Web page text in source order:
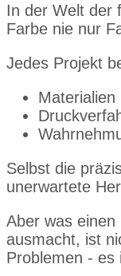
In der Welt der
Farbe nie nur
Jedes Projekt
Materialien
Selbst die
unerwartete
Aber was einen
ausmacht, ist
Problemen - es